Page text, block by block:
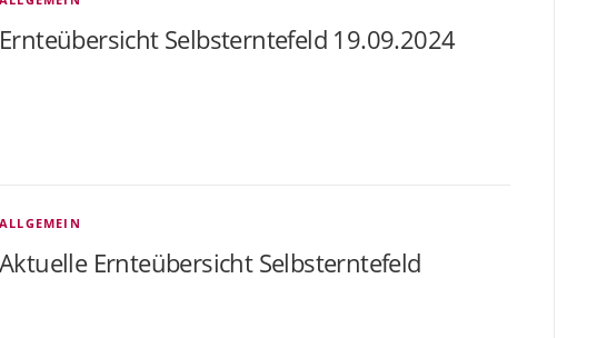
Ernteübersicht Selbsterntefeld 19.09.2024
ALLGEMEIN
Aktuelle Ernteübersicht Selbsterntefeld